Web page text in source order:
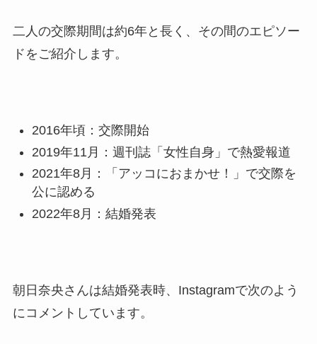
二人の交際期間は約6年と長く、その間のエピソー
ドをご紹介します。
2016年頃：交際開始
2019年11月：週刊誌「女性自身」で熱愛報道
2021年8月：「アッコにおまかせ！」で交際を
公に認める
2022年8月：結婚発表
朝日奈央さんは結婚発表時、Instagramで次のよう
にコメントしています。